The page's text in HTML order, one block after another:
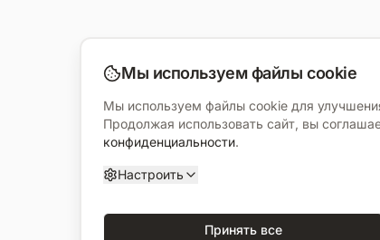
Мы используем файлы cookie
Мы используем файлы cookie для
Продолжая использовать сайт, вы
конфиденциальности.
Настроить
Принять все